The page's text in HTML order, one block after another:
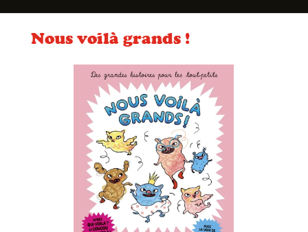
Nous voilà grands !